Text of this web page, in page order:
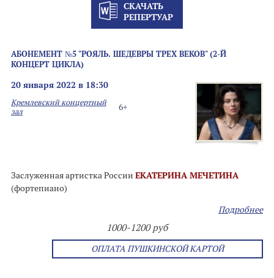
СКАЧАТЬ
РЕПЕРТУАР
АБОНЕМЕНТ №5 "РОЯЛЬ. ШЕДЕВРЫ ТРЕХ ВЕКОВ" (2-Й
КОНЦЕРТ ЦИКЛА)
20 января 2022 в 18:30
6+
Кремлевский концертный
зал
Заслуженная артистка России ЕКАТЕРИНА МЕЧЕТИНА
(фортепиано)
Подробнее
1000-1200 руб
ОПЛАТА ПУШКИНСКОЙ КАРТОЙ